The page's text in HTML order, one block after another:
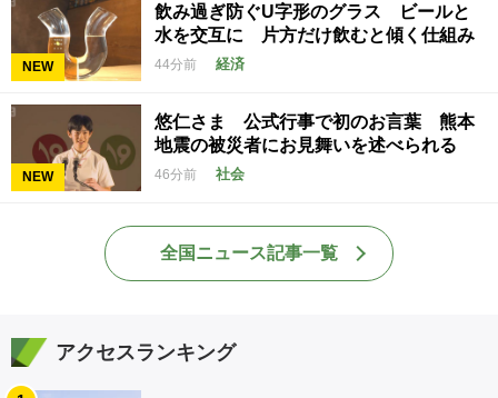
NEW
飲み過ぎ防ぐU字形のグラス ビールと
水を交互に 片方だけ飲むと傾く仕組み
44分前 経済
NEW
悠仁さま 公式行事で初のお言葉 熊本
地震の被災者にお見舞いを述べられる
46分前 社会
全国ニュース記事一覧
アクセスランキング